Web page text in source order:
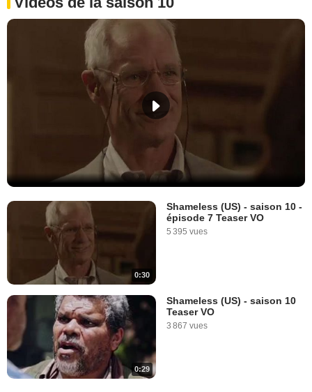
0:30
Shameless (US) - saison 10 -
épisode 7 Teaser VO
5 395 vues
0:29
Shameless (US) - saison 10
Teaser VO
3 867 vues